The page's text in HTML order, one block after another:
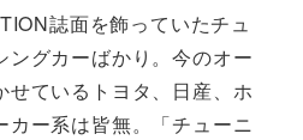
誌面を飾っていたチュ
ングカーばかり。今のオー
せているトヨタ、日産、ホ
カー系は皆無。「チューニ